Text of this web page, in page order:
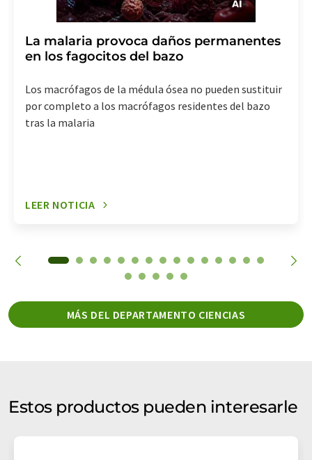
La malaria provoca daños permanentes
en los fagocitos del bazo
Los macrófagos de la médula ósea no pueden sustituir
por completo a los macrófagos residentes del bazo
tras la malaria
LEER NOTICIA
MÁS DEL DEPARTAMENTO CIENCIAS
Estos productos pueden interesarle